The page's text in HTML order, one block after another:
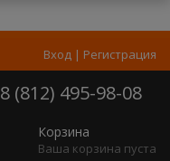
Вход | Регистрация
8 (812) 495-98-08
Корзина
Ваша корзина пуста